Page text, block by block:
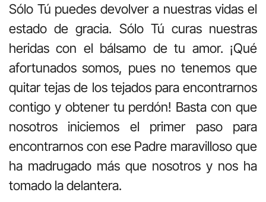
Sólo Tú puedes devolver a nuestras vidas el
estado de gracia. Sólo Tú curas nuestras
heridas con el bálsamo de tu amor. ¡Qué
afortunados somos, pues no tenemos que
quitar tejas de los tejados para encontrarnos
contigo y obtener tu perdón! Basta con que
nosotros iniciemos el primer paso para
encontrarnos con ese Padre maravilloso que
ha madrugado más que nosotros y nos ha
tomado la delantera.